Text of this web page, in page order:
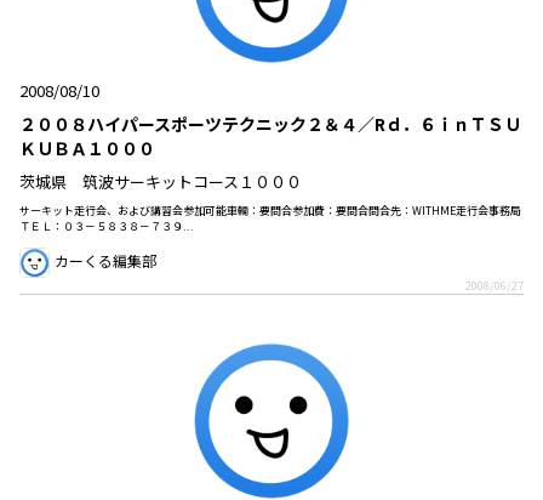
2008/08/10
２００８ハイパースポーツテクニック２＆４／Rｄ．６ｉｎＴＳＵ
ＫＵＢＡ１０００
茨城県 筑波サーキットコース１０００
サーキット走行会、および講習会参加可能車輌：要問合参加費：要問合問合先：WITHME走行会事務局
ＴＥＬ：０３－５８３８－７３９...
カーくる編集部
2008/06/27